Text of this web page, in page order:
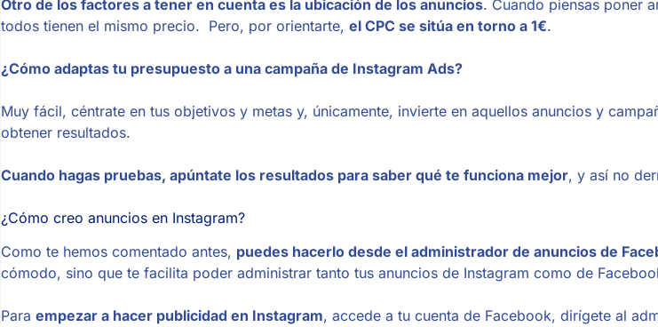
Otro de los factores a tener en cuenta es la ubicación de los anuncios. Cuando piensas poner
todos tienen el mismo precio. Pero, por orientarte, el CPC se sitúa en torno a 1€.
¿Cómo adaptas tu presupuesto a una campaña de Instagram Ads?
Muy fácil, céntrate en tus objetivos y metas y, únicamente, invierte en aquellos anuncios y
obtener resultados.
Cuando hagas pruebas, apúntate los resultados para saber qué te funciona mejor, y así no
¿Cómo creo anuncios en Instagram?
Como te hemos comentado antes, puedes hacerlo desde el administrador de anuncios de
cómodo, sino que te facilita poder administrar tanto tus anuncios de Instagram como de
Para empezar a hacer publicidad en Instagram, accede a tu cuenta de Facebook, dirígete al